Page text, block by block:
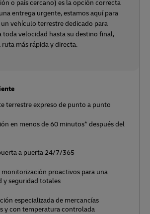
o país cercano) es la opción correcta
entrega urgente, estamos aquí para
vehículo terrestre dedicado para
toda velocidad hasta su destino final,
más rápida y directa.
terrestre expreso de punto a punto
en menos de 60 minutos* después del
a puerta 24/7/365
monitorización proactivos para una
y seguridad totales
especializada de mercancías
y con temperatura controlada